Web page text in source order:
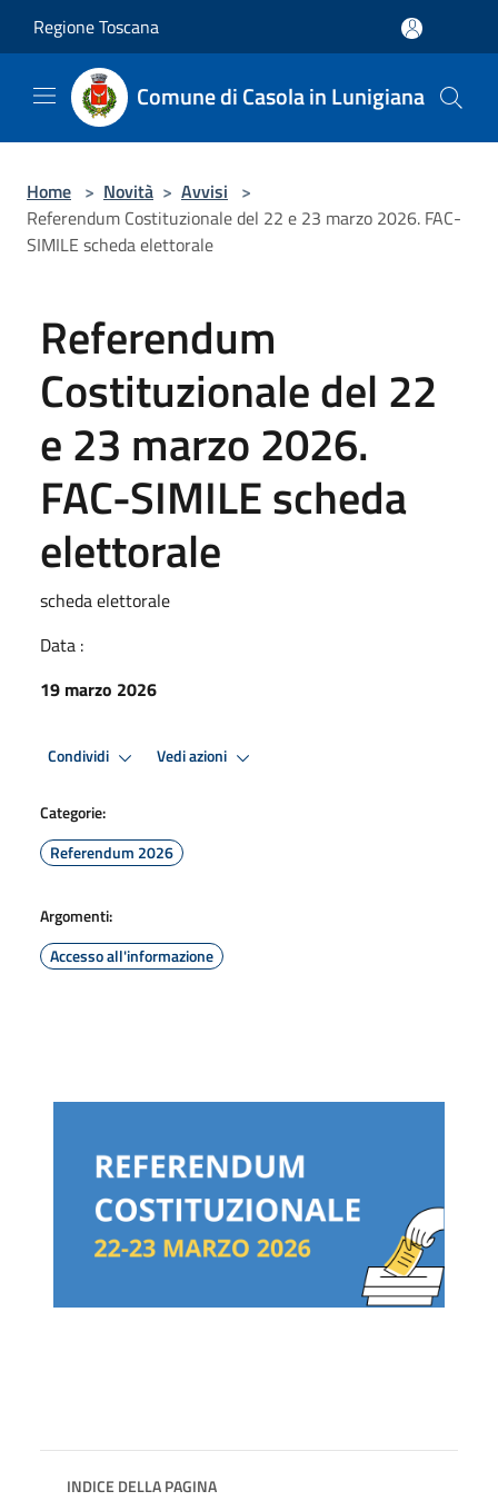
Regione Toscana
Comune di Casola in Lunigiana
Home > Novità > Avvisi >
Referendum Costituzionale del 22 e 23 marzo 2026. FAC-
SIMILE scheda elettorale
Referendum
Costituzionale del 22
e 23 marzo 2026.
FAC-SIMILE scheda
elettorale
scheda elettorale
Data :
19 marzo 2026
Condividi Vedi azioni
Categorie:
Referendum 2026
Argomenti:
Accesso all'informazione
INDICE DELLA PAGINA